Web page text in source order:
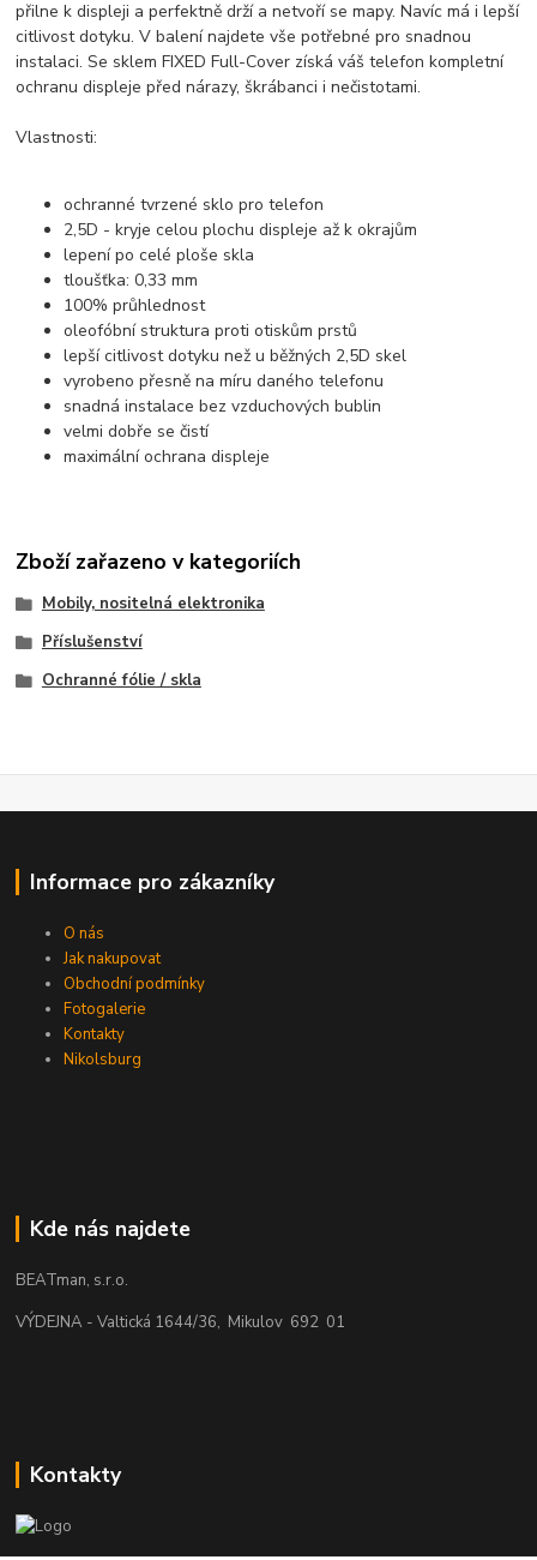
přilne k displeji a perfektně drží a netvoří se mapy. Navíc má i lepší
citlivost dotyku. V balení najdete vše potřebné pro snadnou
instalaci. Se sklem FIXED Full-Cover získá váš telefon kompletní
ochranu displeje před nárazy, škrábanci i nečistotami.
Vlastnosti:
ochranné tvrzené sklo pro telefon
2,5D - kryje celou plochu displeje až k okrajům
lepení po celé ploše skla
tloušťka: 0,33 mm
100% průhlednost
oleofóbní struktura proti otiskům prstů
lepší citlivost dotyku než u běžných 2,5D skel
vyrobeno přesně na míru daného telefonu
snadná instalace bez vzduchových bublin
velmi dobře se čistí
maximální ochrana displeje
Zboží zařazeno v kategoriích
Mobily, nositelná elektronika
Příslušenství
Ochranné fólie / skla
Informace pro zákazníky
O nás
Jak nakupovat
Obchodní podmínky
Fotogalerie
Kontakty
Nikolsburg
Kde nás najdete
BEATman, s.r.o.
VÝDEJNA - Valtická 1644/36, Mikulov 692 01
Kontakty